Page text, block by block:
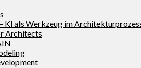
KI als Werkzeug im
Architects